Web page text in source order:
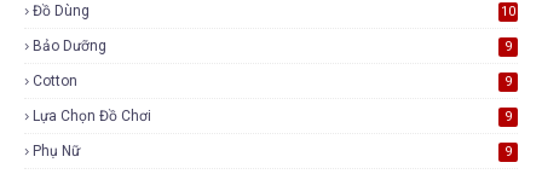
Đồ Dùng 10
Bảo Dưỡng 9
Cotton 9
Lựa Chọn Đồ Chơi 9
Phụ Nữ 9